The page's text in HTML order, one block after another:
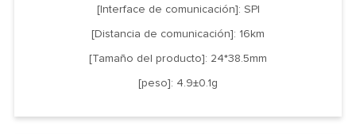
[Interface de comunicación]: SPI
[Distancia de comunicación]: 16km
[Tamaño del producto]: 24*38.5mm
[peso]: 4.9±0.1g